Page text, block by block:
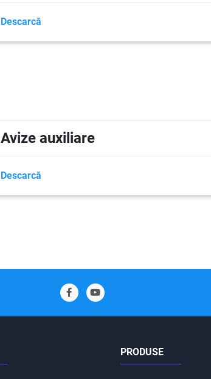
Descarcă
Avize auxiliare
Descarcă
PRODUSE